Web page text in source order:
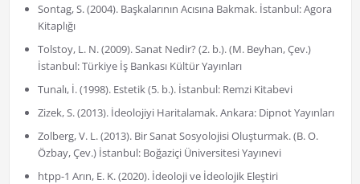
Sontag, S. (2004). Başkalarının Acısına Bakmak. İstanbul: Agora
Kitaplığı
Tolstoy, L. N. (2009). Sanat Nedir? (2. b.). (M. Beyhan, Çev.)
İstanbul: Türkiye İş Bankası Kültür Yayınları
Tunalı, İ. (1998). Estetik (5. b.). İstanbul: Remzi Kitabevi
Zizek, S. (2013). İdeolojiyi Haritalamak. Ankara: Dipnot Yayınları
Zolberg, V. L. (2013). Bir Sanat Sosyolojisi Oluşturmak. (B. O.
Özbay, Çev.) İstanbul: Boğaziçi Üniversitesi Yayınevi
htpp-1 Arın, E. K. (2020). İdeoloji ve İdeolojik Eleştiri